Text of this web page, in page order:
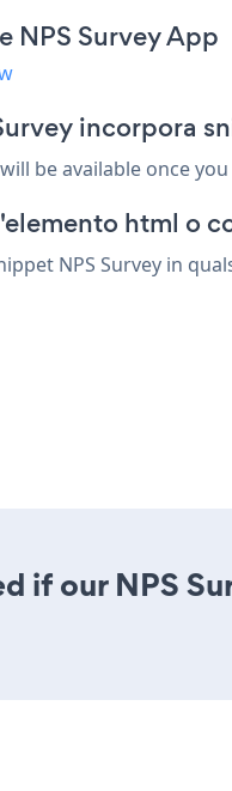
NPS Survey App
incorpora
be available once
html o
NPS Survey in
if our NPS